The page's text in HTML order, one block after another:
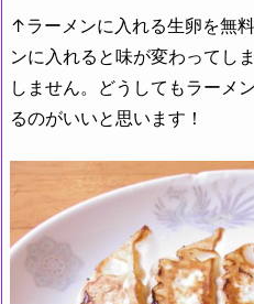
↑ラーメンに入れる生卵を無
ンに入れると味が変わってし
しません。どうしてもラーメ
るのがいいと思います！